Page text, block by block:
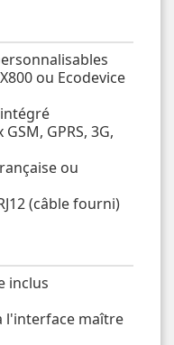
ou Ecodevice
GPRS, 3G,
ou
(câble fourni)
inclus
l'interface maître